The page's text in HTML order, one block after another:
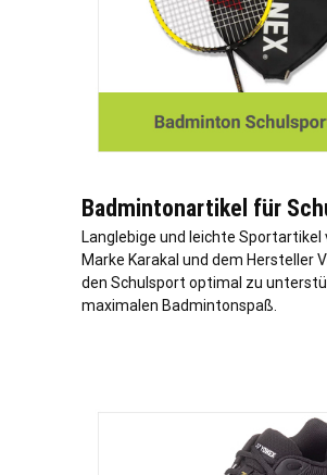
Badmintonartikel für
Langlebige und leichte Sportartikel
Marke Karakal und dem Hersteller
den Schulsport optimal zu
maximalen Badmintonspaß.